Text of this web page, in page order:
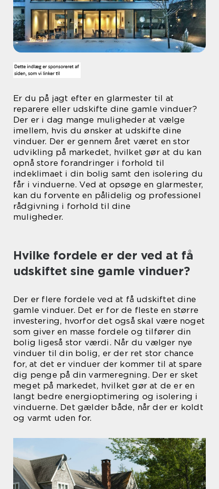
Er du på jagt efter en glarmester til at
reparere eller udskifte dine gamle vinduer?
Der er i dag mange muligheder at vælge
imellem, hvis du ønsker at udskifte dine
vinduer. Der er gennem året været en stor
udvikling på markedet, hvilket gør at du kan
opnå store forandringer i forhold til
indeklimaet i din bolig samt den isolering du
får i vinduerne. Ved at opsøge en glarmester,
kan du forvente en pålidelig og professionel
rådgivning i forhold til dine
muligheder.
Hvilke fordele er der ved at få
udskiftet sine gamle vinduer?
Der er flere fordele ved at få udskiftet dine
gamle vinduer. Det er for de fleste en større
investering, hvorfor det også skal være noget
som giver en masse fordele og tilfører din
bolig ligeså stor værdi. Når du vælger nye
vinduer til din bolig, er der ret stor chance
for, at det er vinduer der kommer til at spare
dig penge på din varmeregning. Der er sket
meget på markedet, hvilket gør at de er en
langt bedre energioptimering og isolering i
vinduerne. Det gælder både, når der er koldt
og varmt uden for.